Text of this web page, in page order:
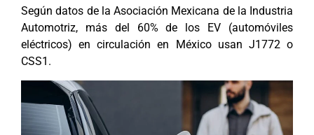
Según datos de la Asociación Mexicana de la Industria
Automotriz, más del 60% de los EV (automóviles
eléctricos) en circulación en México usan J1772 o
CSS1.